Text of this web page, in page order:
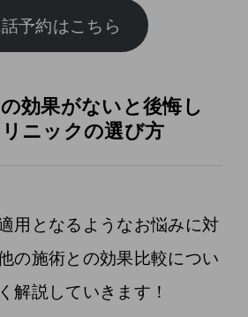
効果がないと後悔し
ニックの選び方
用となるようなお悩みに対
の施術との効果比較につい
解説していきます！